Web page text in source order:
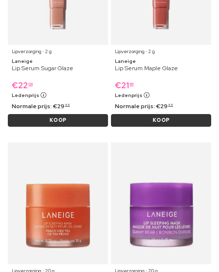
Lipverzorging ⋅ 2 g
Laneige
Lip Serum Sugar Glaze
€22 09
Ledenprijs
Normale prijs:€29 69
KOOP
Lipverzorging ⋅ 2 g
Laneige
Lip Serum Maple Glaze
€21 99
Ledenprijs
Normale prijs:€29 69
KOOP